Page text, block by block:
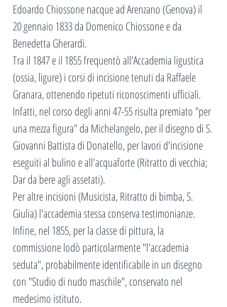
Edoardo Chiossone nacque ad Arenzano (Genova) il
20 gennaio 1833 da Domenico Chiossone e da
Benedetta Gherardi.
Tra il 1847 e il 1855 frequentò all'Accademia ligustica
(ossia, ligure) i corsi di incisione tenuti da Raffaele
Granara, ottenendo ripetuti riconoscimenti ufficiali.
Infatti, nel corso degli anni 47-55 risulta premiato "per
una mezza figura" da Michelangelo, per il disegno di S.
Giovanni Battista di Donatello, per lavori d'incisione
eseguiti al bulino e all'acquaforte (Ritratto di vecchia;
Dar da bere agli assetati).
Per altre incisioni (Musicista, Ritratto di bimba, S.
Giulia) l'accademia stessa conserva testimonianze.
Infine, nel 1855, per la classe di pittura, la
commissione lodò particolarmente "l'accademia
seduta", probabilmente identificabile in un disegno
con "Studio di nudo maschile", conservato nel
medesimo istituto.